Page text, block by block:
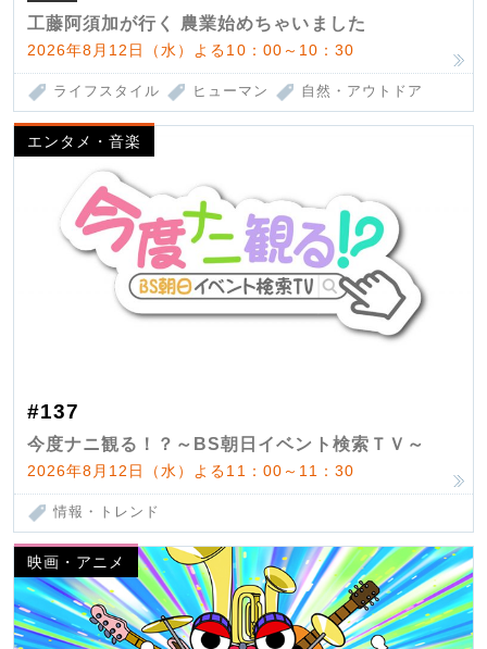
工藤阿須加が行く 農業始めちゃいました
2026年8月12日（水）よる10：00～10：30
ライフスタイル ヒューマン 自然・アウトドア
エンタメ・音楽
#137
今度ナニ観る！？～BS朝日イベント検索ＴＶ～
2026年8月12日（水）よる11：00～11：30
情報・トレンド
映画・アニメ